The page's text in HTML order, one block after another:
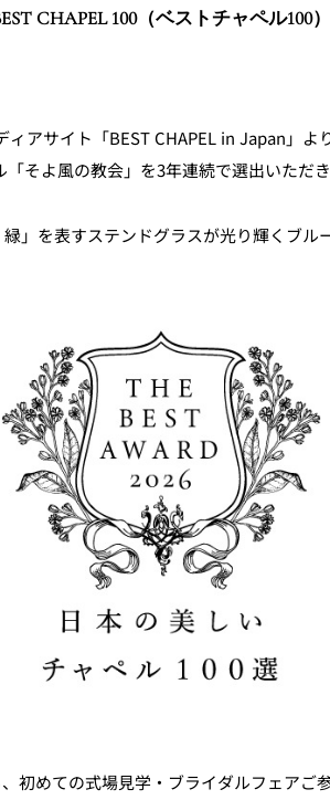
CHAPEL 100（ベストチャペル100）
アサイト「BEST CHAPEL in Japan」
「そよ風の教会」を3年連続で選出いただき
」を表すステンドグラスが光り輝くブル
初めての式場見学・ブライダルフェア